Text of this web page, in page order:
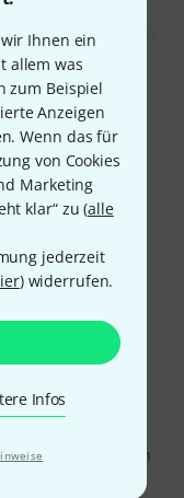
Ihnen ein
allem was
zum Beispiel
Anzeigen
Wenn das für
von Cookies
Marketing
klar“ zu (alle
jederzeit
) widerrufen.
Infos
und kannte
kenne also
Videos
Teil gut
Erfolge stellen sich